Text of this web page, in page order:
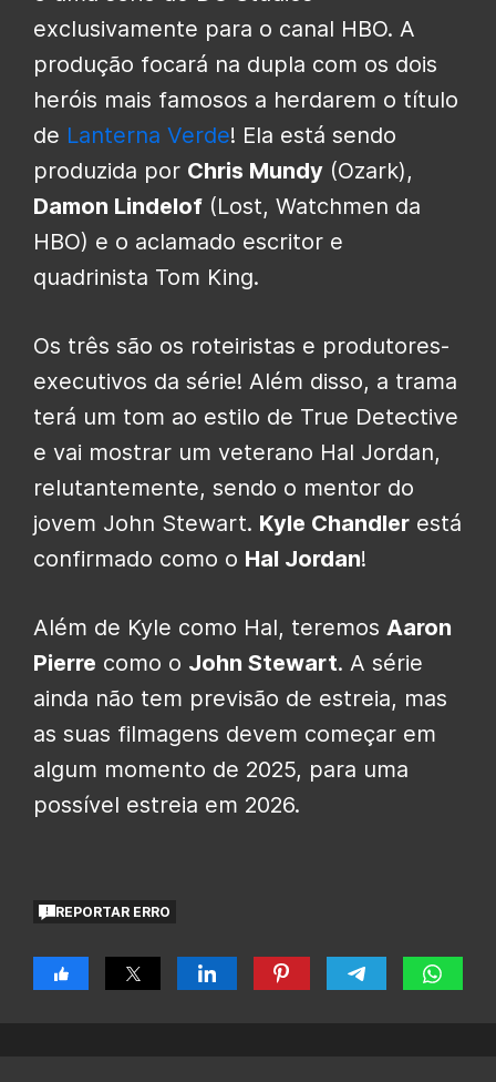
exclusivamente para o canal HBO. A
produção focará na dupla com os dois
heróis mais famosos a herdarem o título
de Lanterna Verde! Ela está sendo
produzida por Chris Mundy (Ozark),
Damon Lindelof (Lost, Watchmen da
HBO) e o aclamado escritor e
quadrinista Tom King.
Os três são os roteiristas e produtores-
executivos da série! Além disso, a trama
terá um tom ao estilo de True Detective
e vai mostrar um veterano Hal Jordan,
relutantemente, sendo o mentor do
jovem John Stewart. Kyle Chandler está
confirmado como o Hal Jordan!
Além de Kyle como Hal, teremos Aaron
Pierre como o John Stewart. A série
ainda não tem previsão de estreia, mas
as suas filmagens devem começar em
algum momento de 2025, para uma
possível estreia em 2026.
REPORTAR ERRO